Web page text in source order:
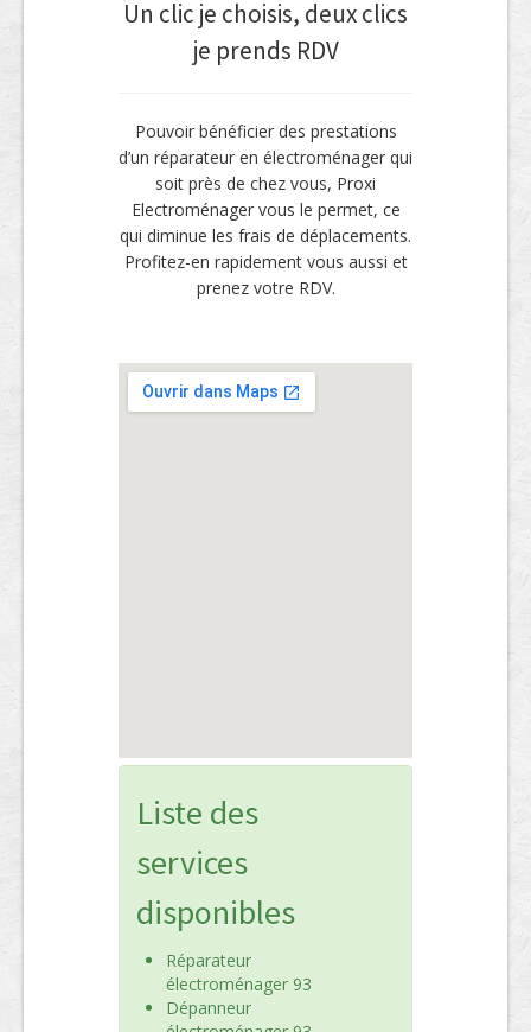
Un clic je choisis, deux clics
je prends RDV
Pouvoir bénéficier des prestations
d’un réparateur en électroménager qui
soit près de chez vous, Proxi
Electroménager vous le permet, ce
qui diminue les frais de déplacements.
Profitez-en rapidement vous aussi et
prenez votre RDV.
Liste des
services
disponibles
Réparateur
électroménager 93
Dépanneur